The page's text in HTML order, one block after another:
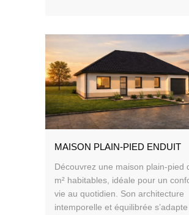
MAISON PLAIN-PIED ENDUIT
Découvrez une maison plain-pied
m² habitables, idéale pour un
vie au quotidien. Son architecture
intemporelle et équilibrée s’adapte